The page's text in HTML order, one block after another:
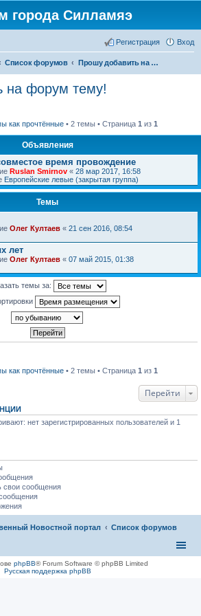
города Силламяэ
Вход
Регистрация
Список форумов Прошу добавить на форум тему!
на форум тему!
как прочтённые• 2 темы • Страница 1 из 1
Объявления
время провождение
Ruslan Smirnov « 28 мар 2017, 16:58
Европейские левые (закрытая группа)
Темы
Олег Култаев « 21 сен 2016, 08:54
лет
Олег Култаев « 07 май 2015, 01:38
темы за:
как прочтённые• 2 темы • Страница 1 из 1
Перейти
нет зарегистрированных пользователей и 1
свои сообщения
Новостной портал Список форумов
phpBB® Forum Software © phpBB Limited
Русская поддержка phpBB